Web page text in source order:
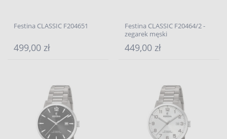
Festina CLASSIC F204651
499,00 zł
Festina CLASSIC F20464/2 -
zegarek męski
449,00 zł